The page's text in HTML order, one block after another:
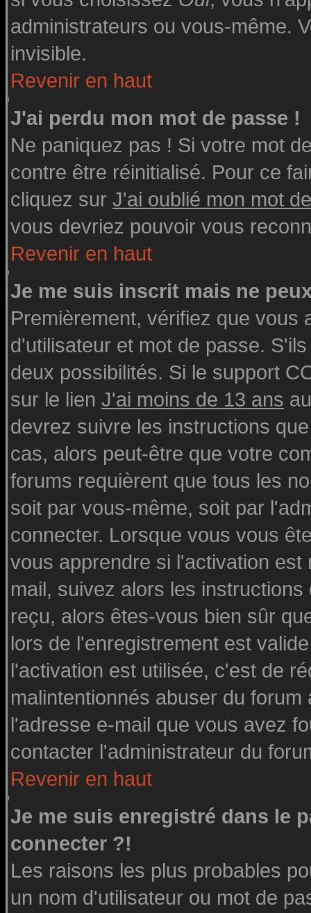
administrateurs ou vous-même.
invisible.
Revenir en haut
J'ai perdu mon mot de passe !
Ne paniquez pas ! Si votre mot
contre être réinitialisé. Pour ce
cliquez sur J'ai oublié mon mot
vous devriez pouvoir vous
Revenir en haut
Je me suis inscrit mais ne
Premièrement, vérifiez que
d'utilisateur et mot de passe.
deux possibilités. Si le support
sur le lien J'ai moins de 13 ans
devrez suivre les instructions
cas, alors peut-être que votre
forums requièrent que tous les
soit par vous-même, soit par
connecter. Lorsque vous vous
vous apprendre si l'activation
mail, suivez alors les
reçu, alors êtes-vous bien sûr
lors de l'enregistrement est
l'activation est utilisée, c'est de
malintentionnés abuser du
l'adresse e-mail que vous avez
contacter l'administrateur du
Revenir en haut
Je me suis enregistré dans le
connecter ?!
Les raisons les plus probables
un nom d'utilisateur ou mot de